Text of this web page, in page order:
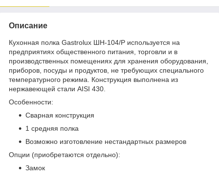
Описание
Кухонная полка Gastrolux ШН-104/Р используется на
предприятиях общественного питания, торговли и в
производственных помещениях для хранения оборудования,
приборов, посуды и продуктов, не требующих специального
температурного режима. Конструкция выполнена из
нержавеющей стали AISI 430.
Особенности:
Сварная конструкция
1 средняя полка
Возможно изготовление нестандартных размеров
Опции (приобретаются отдельно):
Замок